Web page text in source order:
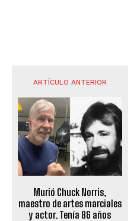
ARTÍCULO ANTERIOR
Murió Chuck Norris,
maestro de artes marciales
y actor. Tenía 86 años